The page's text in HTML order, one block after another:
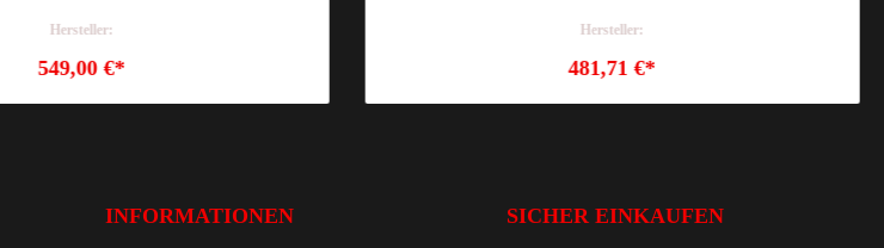
Hersteller:
549,00 €*
Hersteller:
481,71 €*
INFORMATIONEN SICHER EINKAUFEN